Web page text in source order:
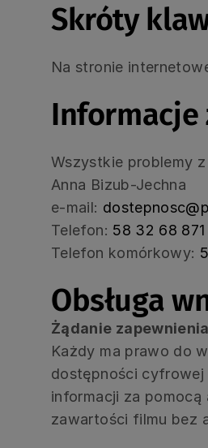
Skróty
Na stronie
Wszystkie problemy
Anna Bizub-Jechna
e-mail:
Telefon: 58 32 68 871
Telefon komórkowy:
Obsługa
Żądanie
Każdy ma prawo do
dostępności cyfrowej
informacji za
zawartości filmu bez